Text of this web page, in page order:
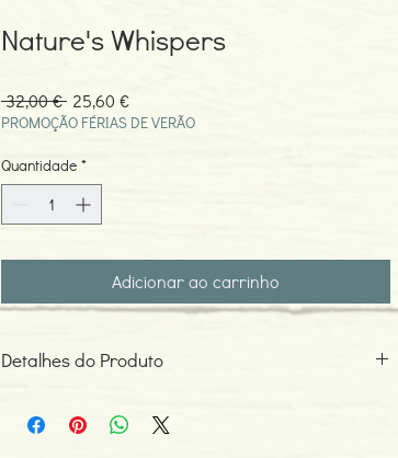
Nature's Whispers
32,00 € Preço
normal
25,60 €Preço
promocional
PROMOÇÃO FÉRIAS DE VERÃO
Quantidade *
Adicionar ao carrinho
Detalhes do Produto
Inglês.